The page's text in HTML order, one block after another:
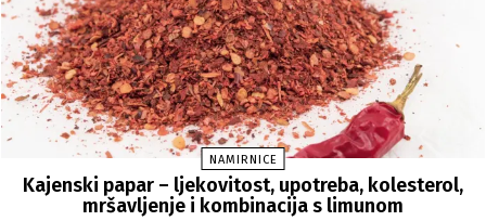
NAMIRNICE
Kajenski papar – ljekovitost, upotreba, kolesterol,
mršavljenje i kombinacija s limunom